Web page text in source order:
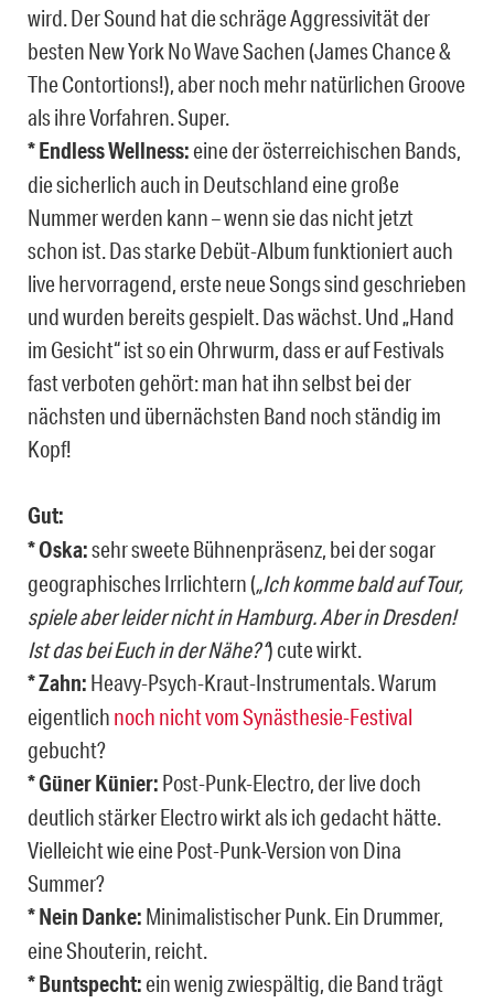
wird. Der Sound hat die schräge Aggressivität der
besten New York No Wave Sachen (James Chance &
The Contortions!), aber noch mehr natürlichen Groove
als ihre Vorfahren. Super.
* Endless Wellness:eine der österreichischen Bands,
die sicherlich auch in Deutschland eine große
Nummer werden kann – wenn sie das nicht jetzt
schon ist. Das starke Debüt-Album funktioniert auch
live hervorragend, erste neue Songs sind geschrieben
und wurden bereits gespielt. Das wächst. Und „Hand
im Gesicht“ ist so ein Ohrwurm, dass er auf Festivals
fast verboten gehört: man hat ihn selbst bei der
nächsten und übernächsten Band noch ständig im
Kopf!
Gut:
* Oska:sehr sweete Bühnenpräsenz, bei der sogar
geographisches Irrlichtern („Ich komme bald auf Tour,
spiele aber leider nicht in Hamburg. Aber in Dresden!
Ist das bei Euch in der Nähe?“) cute wirkt.
* Zahn: Heavy-Psych-Kraut-Instrumentals. Warum
eigentlich noch nicht vom Synästhesie-Festival
gebucht?
* Güner Künier: Post-Punk-Electro, der live doch
deutlich stärker Electro wirkt als ich gedacht hätte.
Vielleicht wie eine Post-Punk-Version von Dina
Summer?
* Nein Danke: Minimalistischer Punk. Ein Drummer,
eine Shouterin, reicht.
* Buntspecht:ein wenig zwiespältig, die Band trägt